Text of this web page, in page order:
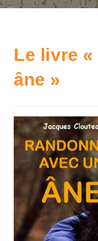
Le livre
âne »